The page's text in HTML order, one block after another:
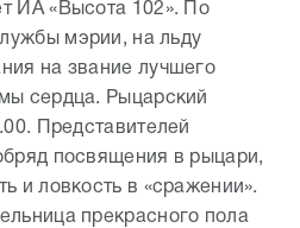
ИА «Высота 102». По
мэрии, на льду
на звание лучшего
сердца. Рыцарский
Представителей
посвящения в рыцари,
и ловкость в «сражении».
прекрасного пола